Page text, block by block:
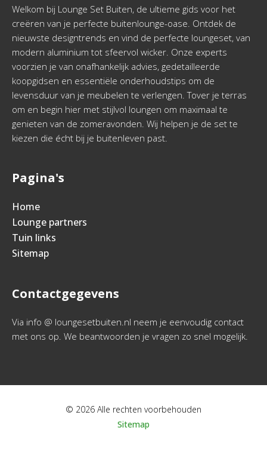
Welkom bij Lounge Set Buiten, de ultieme gids voor het
creëren van je perfecte buitenlounge-oase. Ontdek de
nieuwste designtrends en vind de perfecte loungeset, van
modern aluminium tot sfeervol wicker. Onze experts
voorzien je van onafhankelijk advies, gedetailleerde
koopgidsen en essentiële onderhoudstips om de
levensduur van je meubelen te verlengen. Tover je terras
om en begin hier met stijlvol loungen om maximaal te
genieten van de zomeravonden. Wij helpen je de set te
kiezen die écht bij je buitenleven past.
Pagina's
Home
Lounge partners
Tuin links
Sitemap
Contactgegevens
Via info @ loungesetbuiten.nl neem je eenvoudig contact
met ons op. We beantwoorden je vragen zo snel mogelijk.
© 2026 Alle rechten voorbehouden
Sitemap